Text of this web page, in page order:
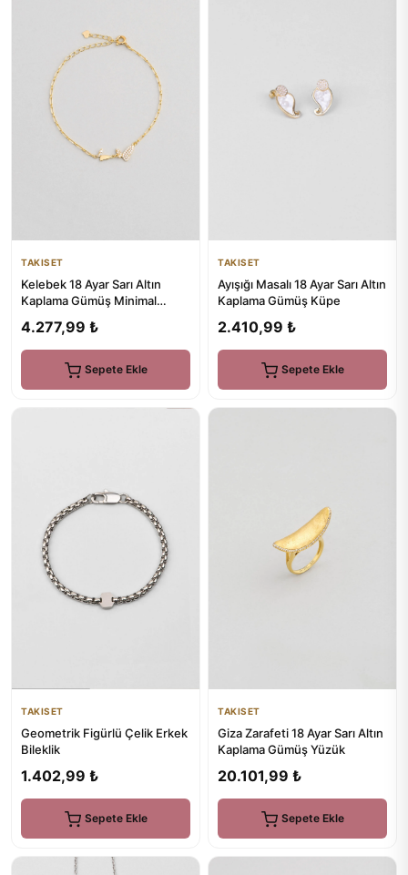
TAKISET
Kelebek 18 Ayar Sarı Altın
Kaplama Gümüş Minimal
4.277,99 ₺
Sepete Ekle
TAKISET
Ayışığı Masalı 18 Ayar Sarı Altın
Kaplama Gümüş Küpe
2.410,99 ₺
Sepete Ekle
TAKISET
Geometrik Figürlü Çelik Erkek
Bileklik
1.402,99 ₺
Sepete Ekle
TAKISET
Giza Zarafeti 18 Ayar Sarı Altın
Kaplama Gümüş Yüzük
20.101,99 ₺
Sepete Ekle